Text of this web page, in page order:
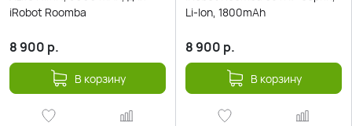
iRobot Roomba
8 900 р.
В корзину
Li-Ion, 1800mAh
8 900 р.
В корзину